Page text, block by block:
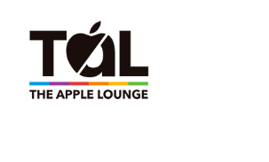
contenuto